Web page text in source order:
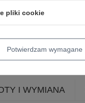
I WYMIANA
pliki cookie
Potwierdzam wymagane